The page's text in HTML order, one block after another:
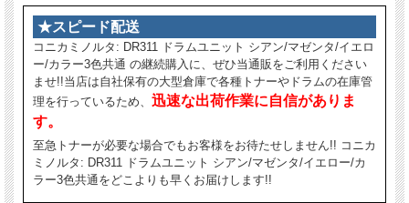
★スピード配送
コニカミノルタ: DR311 ドラムユニット シアン/マゼンタ/イエロ
ー/カラー3色共通 の継続購入に、ぜひ当通販をご利用ください
ませ!!当店は自社保有の大型倉庫で各種トナーやドラムの在庫管
理を行っているため、 迅速な出荷作業に自信がありま
す。
至急トナーが必要な場合でもお客様をお待たせしません!! コニカ
ミノルタ: DR311 ドラムユニット シアン/マゼンタ/イエロー/カ
ラー3色共通をどこよりも早くお届けします!!